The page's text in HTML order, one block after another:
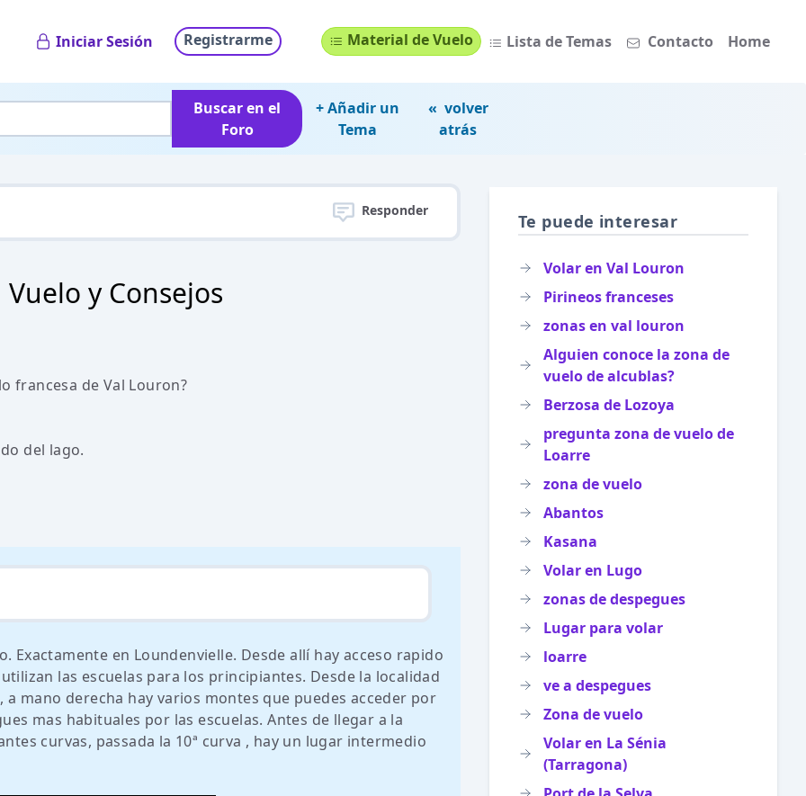
Iniciar Sesión Registrarme Material de Vuelo Lista de Temas Contacto Home
Buscar en el
Foro
+ Añadir un
Tema
« volver
atrás
Responder
y Consejos
francesa de Val Louron?
del lago.
Exactamente en Loundenvielle. Desde allí hay acceso rapido
las escuelas para los principiantes. Desde la localidad
a mano derecha hay varios montes que puedes acceder por
mas habituales por las escuelas. Antes de llegar a la
curvas, passada la 10ª curva , hay un lugar intermedio
Te puede interesar
Volar en Val Louron
Pirineos franceses
zonas en val louron
Alguien conoce la zona de
vuelo de alcublas?
Berzosa de Lozoya
pregunta zona de vuelo de
Loarre
zona de vuelo
Abantos
Kasana
Volar en Lugo
zonas de despegues
Lugar para volar
loarre
ve a despegues
Zona de vuelo
Volar en La Sénia
(Tarragona)